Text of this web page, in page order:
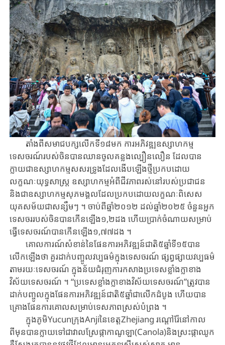
តាំងពីសមាជបក្សលើកទី១៨មក ការ​អភិវឌ្ឍ​ឧស្សាហកម្ម​
ទេសចរណ៍របស់​​ចិន​បាន​ឈាន​ចូល​គន្លងល្បឿនលឿន ដែល​បាន​
ក្លាយ​ជា​ឧស្សាហកម្ម​សសរទ្រូង​ដែល​ងើប​ឡើង​ថី្មប្រក​បដោយ​
លក្ខណៈយុទ្ធសាស្ត្រ​ ​ឧស្សាហកម្ម​អំពី​ជីវភាព​រស់​នៅរបស់ប្រជាជន​
និង​ជា​ឧស្សា​ហកម្ម​សុភមង្គលដែល​ប្រកប​ដោយ​លក្ខណៈ​ពិសេស​
យុគសម័យ​ជា​សន្សឹម​ៗ ។ ចាប់​ពី​ឆ្នាំ​២០១២ ដល់​ឆ្នាំ​២០២៥ ចំនួន​អ្នក​
ទេសចររបស់​ចិន​បាន​កើន​ឡើង​១,២ដង ហើយ​ប្រាក់​​ចំ​ណាយ​សម្រាប់​
ធ្វើ​ទេសចរណ៍​បាន​កើន​ឡើង​១,៧៧ដង ។
គោល​ការណ៍​សំខាន់នៃផែនការអភិវឌ្ឍន៍ជាតិ៥ឆ្នាំទី១៥បាន​
លើក​ឡើង​ថា គួរ​ដាក់​បញ្ចូ​ល​វប្បធម៌ក្នុ​ងទេសចរណ៍ ​ផ្សព្វផ្សាយ​វប្បធម៌
តាម​រយៈទេសចរណ៍ ក្នុង​ន័យ​ជំរុញ​ការ​កសា​ង​ប្រទេសខ្លាំងក្លាខាង
វិស័យទេសចរណ៍ ។ “ប្រទេសខ្លាំងក្លាខាងវិស័យទេសចរណ៍”​ត្រូវ​បាន​
ដាក់បញ្ចូល​ក្នុង​ផែនការអភិវឌ្ឍន៍ជាតិ៥ឆ្នាំ​ជា​លើក​ដំបូង ហើយ​បាន​
គ្រោង​ផែនការ​គោល​សម្រាប់ទេសភាពស្រស់បំព្រង ។
ក្នុង​ភូមិYucunក្រុង​Anjiនៃខេត្ត​Zhejiang រណ្តៅរ៉ែនៅកាល​
ពីមុន​បាន​ក្លាយទៅជា​វាល​ស្រែ​ផ្កា​កាណូឡា(Canola)និងស្រះផ្កាឈូក